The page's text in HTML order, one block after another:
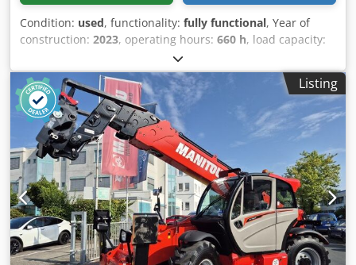
Condition: used, functionality: fully functional, Year of
construction: 2023, operating hours: 660 h, load capacity:
17,550 mm
type:telescopic, construction height:2,500 mm, power:74
kW (100.61 HP), fork length:1,200 mm
, empty load weight:
11,300 kg, total length:6,270 mm , drive type: Diesel
construction width:2,420 mm, Telescopic handler rigid
Load centre: 500 Mast type: telescopic Dodpfjxlvfkox
Apmock Transmission: torque converter Speed category:
20 Condition: as new Technical condition: very good Front
tyres type: pneumatic Front tyres size: 24 Front tyres
condition: 80 - 100% Rear tyres type: pneumatic Rear tyres
size: 24 Rear tyres condition: 80 - 100% Description: Incl.
basket control – radio control 3rd valve, rear work lights,
front work lights, heater, full cab, air conditioning.
Listing